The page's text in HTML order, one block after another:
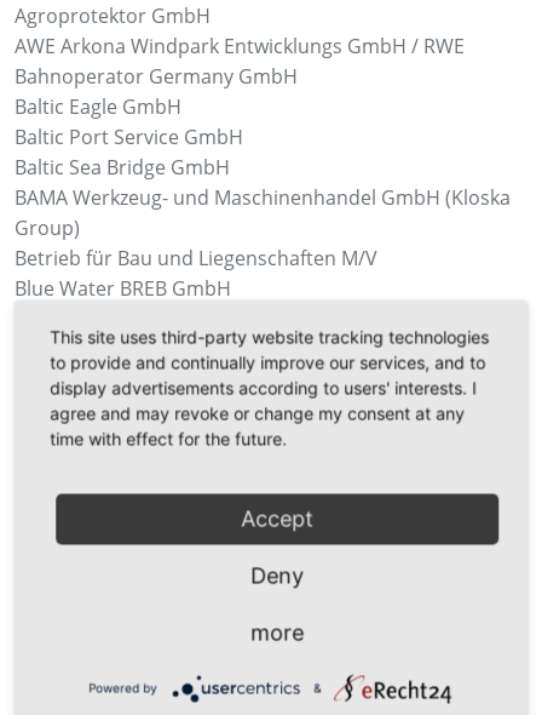
Agroprotektor GmbH
AWE Arkona Windpark Entwicklungs GmbH / RWE
Bahnoperator Germany GmbH
Baltic Eagle GmbH
Baltic Port Service GmbH
Baltic Sea Bridge GmbH
BAMA Werkzeug- und Maschinenhandel GmbH (Kloska
Group)
Betrieb für Bau und Liegenschaften M/V
Blue Water BREB GmbH
Bundespolizeirevier Neu Mukran
DB Fahrzeuginstandhaltung GmbH
Depenbrock Ingenieurwasserbau GmbH & Co. KG
Deutsche ReGas GmbH & Co. KGaA
DFMG Deutsche Funkturm GmbH
EMS Maritime Offshore GmbH
EURO-Baltic Fischverarbeitungs GmbH
Frachtcontor Junge & Co. GmbH
Gollan Recyclingzentrum Mukran
This site uses third-party website tracking technologies
to provide and continually improve our services, and to
display advertisements according to users' interests. I
agree and may revoke or change my consent at any
time with effect for the future.
Accept
Deny
more
Powered by &